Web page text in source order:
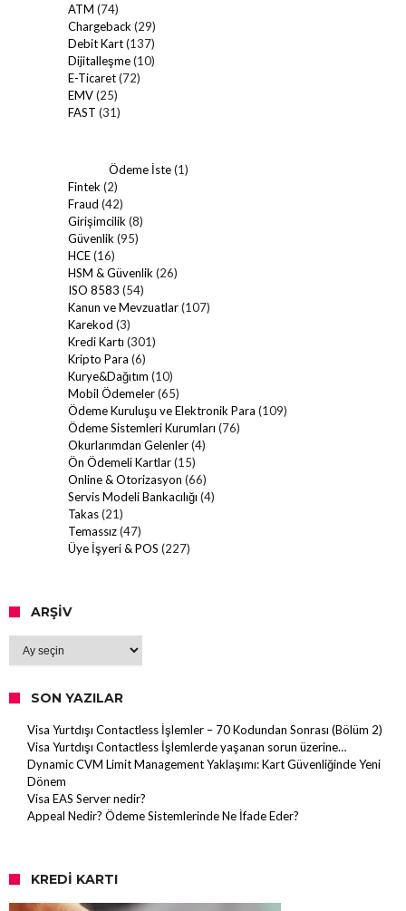
ATM (74)
Chargeback (29)
Debit Kart(137)
Dijitalleşme(10)
E-Ticaret(72)
EMV(25)
FAST (31)
Ödeme İste(1)
Fintek (2)
Fraud (42)
Girişimcilik (8)
Güvenlik (95)
HCE(16)
HSM & Güvenlik (26)
ISO 8583 (54)
Kanun ve Mevzuatlar(107)
Karekod (3)
Kredi Kartı (301)
Kripto Para (6)
Kurye&Dağıtım (10)
Mobil Ödemeler(65)
Ödeme Kuruluşu ve Elektronik Para (109)
Ödeme Sistemleri Kurumları (76)
Okurlarımdan Gelenler(4)
Ön Ödemeli Kartlar(15)
Online & Otorizasyon (66)
Servis Modeli Bankacılığı (4)
Takas(21)
Temassız(47)
Üye İşyeri & POS (227)
ARŞIV
SON YAZILAR
Visa Yurtdışı Contactless İşlemler – 70 Kodundan Sonrası (Bölüm 2)
Visa Yurtdışı Contactless İşlemlerde yaşanan sorun üzerine…
Dynamic CVM Limit Management Yaklaşımı: Kart Güvenliğinde Yeni
Dönem
Visa EAS Server nedir?
Appeal Nedir? Ödeme Sistemlerinde Ne İfade Eder?
KREDI KARTI